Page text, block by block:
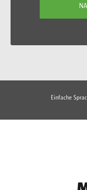
Einfache